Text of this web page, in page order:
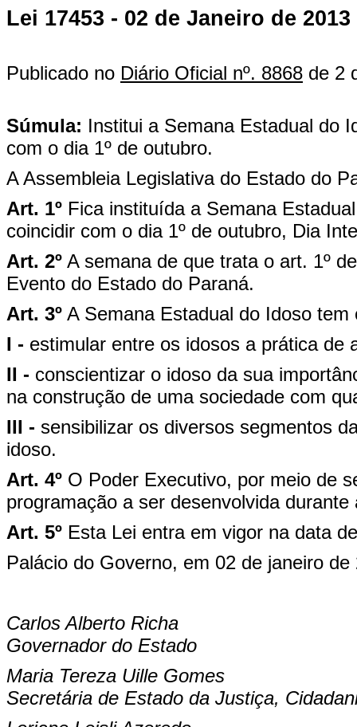
Lei 17453 - 02 de Janeiro de 2013
Publicado no Diário Oficial nº. 8868 de 2
Súmula: Institui a Semana Estadual do
com o dia 1º de outubro.
A Assembleia Legislativa do Estado do
Art. 1º Fica instituída a Semana
coincidir com o dia 1º de outubro, Dia
Art. 2º A semana de que trata o art. 1º
Evento do Estado do Paraná.
Art. 3º A Semana Estadual do Idoso tem
I - estimular entre os idosos a prática de
II - conscientizar o idoso da sua
na construção de uma sociedade com
III - sensibilizar os diversos segmentos
idoso.
Art. 4º O Poder Executivo, por meio de
programação a ser desenvolvida durante
Art. 5º Esta Lei entra em vigor na data
Palácio do Governo, em 02 de janeiro de
Carlos Alberto Richa
Governador do Estado
Maria Tereza Uille Gomes
Secretária de Estado da Justiça,